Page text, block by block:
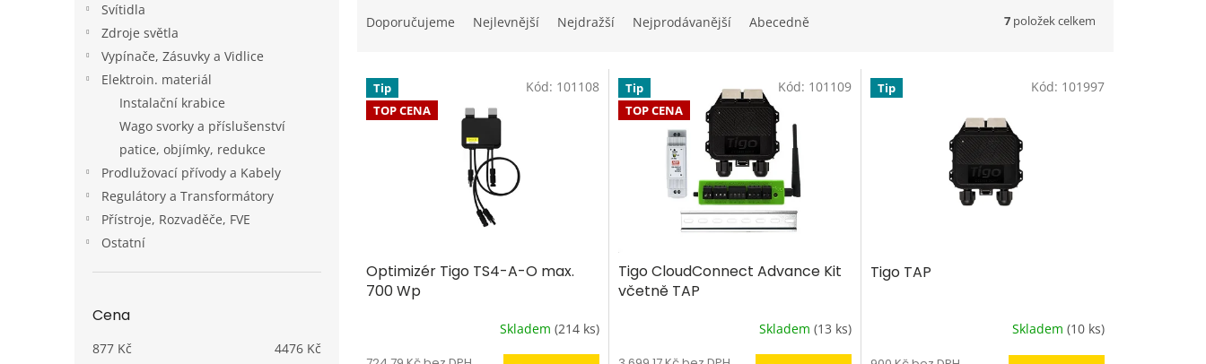
Svítidla
Zdroje světla
Vypínače, Zásuvky a Vidlice
Elektroin. materiál
Instalační krabice
Wago svorky a příslušenství
patice, objímky, redukce
Prodlužovací přívody a Kabely
Regulátory a Transformátory
Přístroje, Rozvaděče, FVE
Ostatní
Cena
877 Kč 4476 Kč
a
n
p
Doporučujeme Nejlevnější Nejdražší Nejprodávanější Abecedně 7 položek celkem
V
p
Tip
TOP CENA
Optimizér Tigo TS4-A-O max.
700 Wp
Skladem (214 ks)
Kód: 101108
Tip
TOP CENA
Tigo CloudConnect Advance Kit
včetně TAP
Skladem (13 ks)
Kód: 101109 Tip
Tigo TAP
Skladem (10 ks)
Kód: 101997